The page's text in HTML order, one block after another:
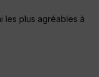
les plus agréables à